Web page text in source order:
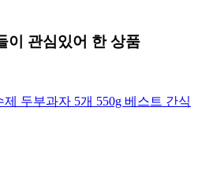
이 관심있어 한 상품
두부과자 5개 550g 베스트 간식